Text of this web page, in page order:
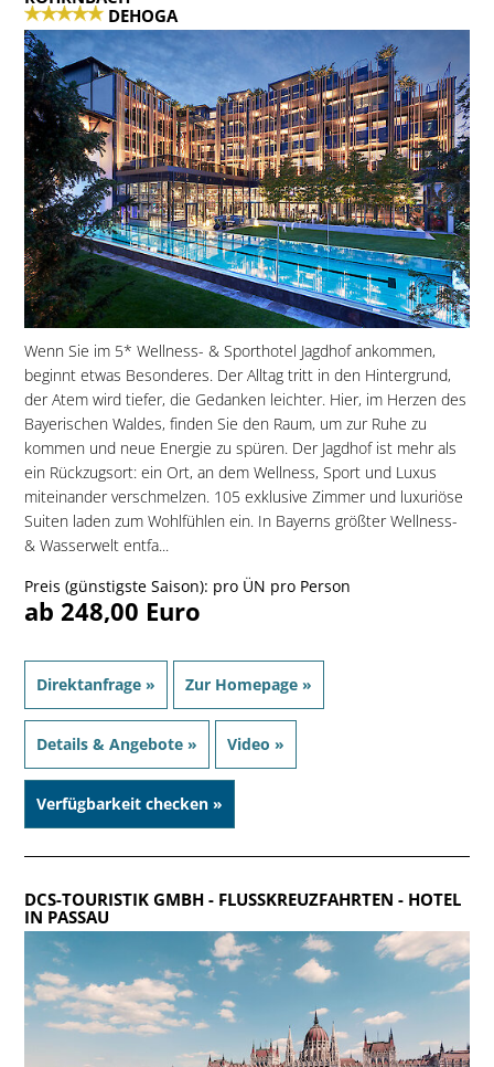
DEHOGA
Wenn Sie im 5* Wellness- & Sporthotel Jagdhof ankommen,
beginnt etwas Besonderes. Der Alltag tritt in den Hintergrund,
der Atem wird tiefer, die Gedanken leichter. Hier, im Herzen des
Bayerischen Waldes, finden Sie den Raum, um zur Ruhe zu
kommen und neue Energie zu spüren. Der Jagdhof ist mehr als
ein Rückzugsort: ein Ort, an dem Wellness, Sport und Luxus
miteinander verschmelzen. 105 exklusive Zimmer und luxuriöse
Suiten laden zum Wohlfühlen ein. In Bayerns größter Wellness-
& Wasserwelt entfa...
Preis (günstigste Saison): pro ÜN pro Person
ab 248,00 Euro
Direktanfrage » Zur Homepage »
Details & Angebote » Video »
Verfügbarkeit checken »
DCS-TOURISTIK GMBH - FLUSSKREUZFAHRTEN - HOTEL
IN PASSAU